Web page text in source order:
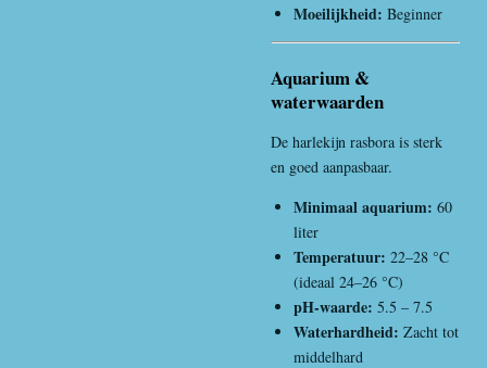
Moeilijkheid: Beginner
Aquarium &
waterwaarden
De harlekijn rasbora is sterk
en goed aanpasbaar.
Minimaal aquarium: 60
liter
Temperatuur: 22–28 °C
(ideaal 24–26 °C)
pH-waarde: 5.5 – 7.5
Waterhardheid: Zacht tot
middelhard